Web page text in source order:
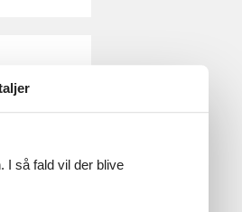
Strand.
I så fald vil der blive